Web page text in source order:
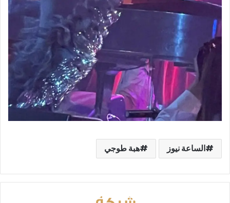
الساعة نيوز هبة طوجي